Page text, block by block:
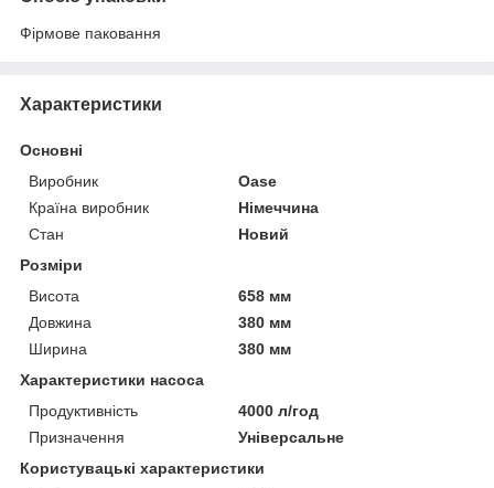
Фірмове паковання
Характеристики
Основні
Виробник
Oase
Країна виробник
Німеччина
Стан
Новий
Розміри
Висота
658 мм
Довжина
380 мм
Ширина
380 мм
Характеристики насоса
Продуктивність
4000 л/год
Призначення
Універсальне
Користувацькі характеристики